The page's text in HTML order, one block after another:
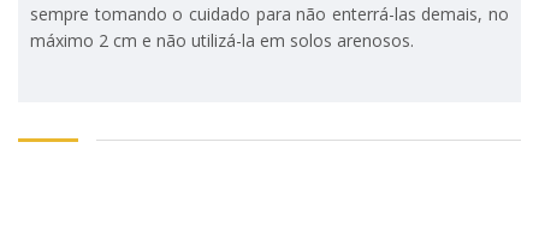
sempre tomando o cuidado para não enterrá-las demais, no
máximo 2 cm e não utilizá-la em solos arenosos.